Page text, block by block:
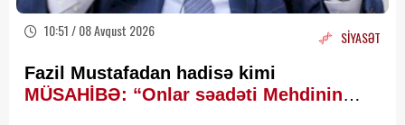
10:51 / 08 Avqust 2026 SİYASƏT
Fazil Mustafadan hadisə kimi
MÜSAHİBƏ: “Onlar səadəti Mehdinin